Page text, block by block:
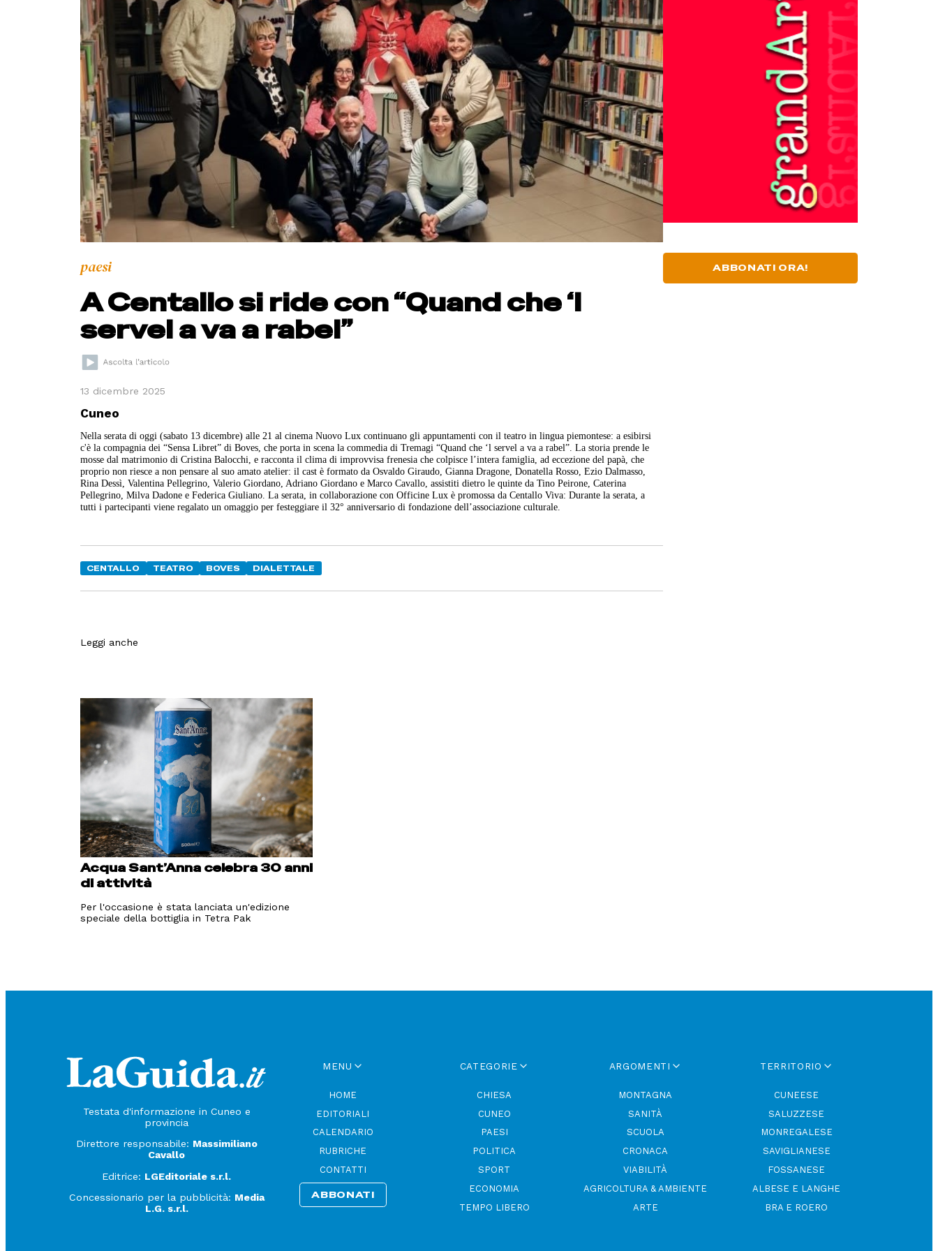
paesi
A Centallo si ride con “Quand che ‘l
servel a va a rabel”
13 dicembre 2025
Cuneo
Nella serata di oggi (sabato 13 dicembre) alle 21 al cinema Nuovo Lux continuano gli appuntamenti con il teatro in lingua piemontese: a esibirsi
c'è la compagnia dei “Sensa Libret” di Boves, che porta in scena la commedia di Tremagi “Quand che ‘l servel a va a rabel”. La storia prende le
mosse dal matrimonio di Cristina Balocchi, e racconta il clima di improvvisa frenesia che colpisce l’intera famiglia, ad eccezione del papà, che
proprio non riesce a non pensare al suo amato atelier: il cast è formato da Osvaldo Giraudo, Gianna Dragone, Donatella Rosso, Ezio Dalmasso,
Rina Dessì, Valentina Pellegrino, Valerio Giordano, Adriano Giordano e Marco Cavallo, assistiti dietro le quinte da Tino Peirone, Caterina
Pellegrino, Milva Dadone e Federica Giuliano. La serata, in collaborazione con Officine Lux è promossa da Centallo Viva: Durante la serata, a
tutti i partecipanti viene regalato un omaggio per festeggiare il 32° anniversario di fondazione dell’associazione culturale.
CENTALLO TEATRO BOVES DIALETTALE
ABBONATI ORA!
Leggi anche
Acqua Sant’Anna celebra 30 anni
di attività
Per l'occasione è stata lanciata un'edizione
speciale della bottiglia in Tetra Pak
Testata d'informazione in Cuneo e
provincia
Direttore responsabile: Massimiliano
Cavallo
Editrice: LGEditoriale s.r.l.
Concessionario per la pubblicità: Media
L.G. s.r.l.
MENU
HOME
EDITORIALI
CALENDARIO
RUBRICHE
CONTATTI
ABBONATI
CATEGORIE
CHIESA
CUNEO
PAESI
POLITICA
SPORT
ECONOMIA
TEMPO LIBERO
ARGOMENTI
MONTAGNA
SANITÀ
SCUOLA
CRONACA
VIABILITÀ
AGRICOLTURA & AMBIENTE
ARTE
TERRITORIO
CUNEESE
SALUZZESE
MONREGALESE
SAVIGLIANESE
FOSSANESE
ALBESE E LANGHE
BRA E ROERO